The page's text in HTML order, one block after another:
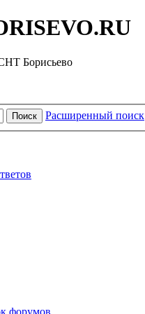
Борисьево
Поиск Расширенный поиск